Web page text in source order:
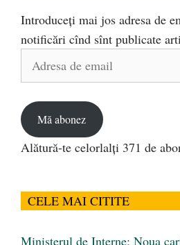
Introduceți mai jos adresa de
notificări cînd sînt publicate
Adresa
Mă abonez
Alătură-te celorlalți 371 de
CELE MAI CITITE
Ministerul de Interne: Noua